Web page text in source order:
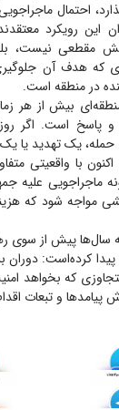
احتمال
این رویکرد
مقطعی نیست،
که هدف آن
در منطقه است.
منطقه‌ای بیش از هر
و پاسخ است. اگر
یک تهدید یا
با واقعیتی
ماجراجویی علیه
مواجه شود که
سال‌ها پیش از سوی
کرده‌است: دوران
که بخواهد
پیامد‌ها و تبعات